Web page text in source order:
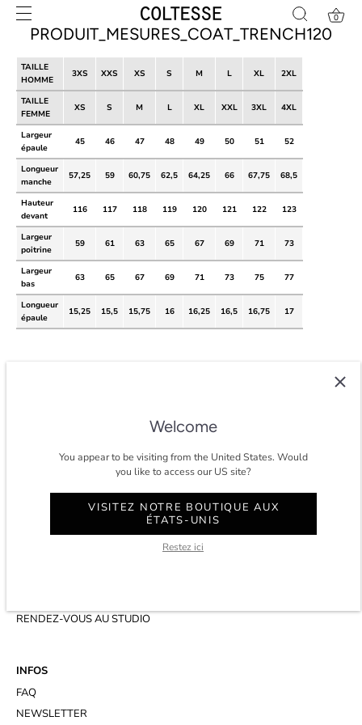
Skip
content
0
PRODUIT_MESURES_COAT_TRENCH120
TAILLE
HOMME
3XS XXS XS S M L XL 2XL
TAILLE
FEMME
XS S M L XL XXL 3XL 4XL
Largeur
épaule
45 46 47 48 49 50 51 52
Longueur
manche
57,25 59 60,75 62,5 64,25 66 67,75 68,5
Hauteur
devant
116 117 118 119 120 121 122 123
Largeur
poitrine
59 61 63 65 67 69 71 73
Largeur
bas
63 65 67 69 71 73 75 77
Longueur
épaule
15,25 15,5 15,75 16 16,25 16,5 16,75 17
développe un vestiaire masculin intemporel et éco-conscient à Paris.
★★★★★ 4.8/5 étoiles surtrustpilot.
CONTACT
RENDEZ-VOUS AU STUDIO
INFOS
FAQ
NEWSLETTER
Welcome
You appear to be visiting from the United States. Would
you like to access our US site?
VISITEZ NOTRE BOUTIQUE AUX
ÉTATS-UNIS
Restez ici